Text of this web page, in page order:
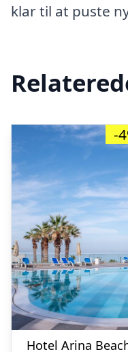
klar til at puste
-
Hotel Arina